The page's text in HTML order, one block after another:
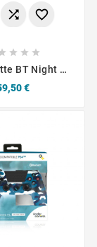
 
  
BT Night OP
€